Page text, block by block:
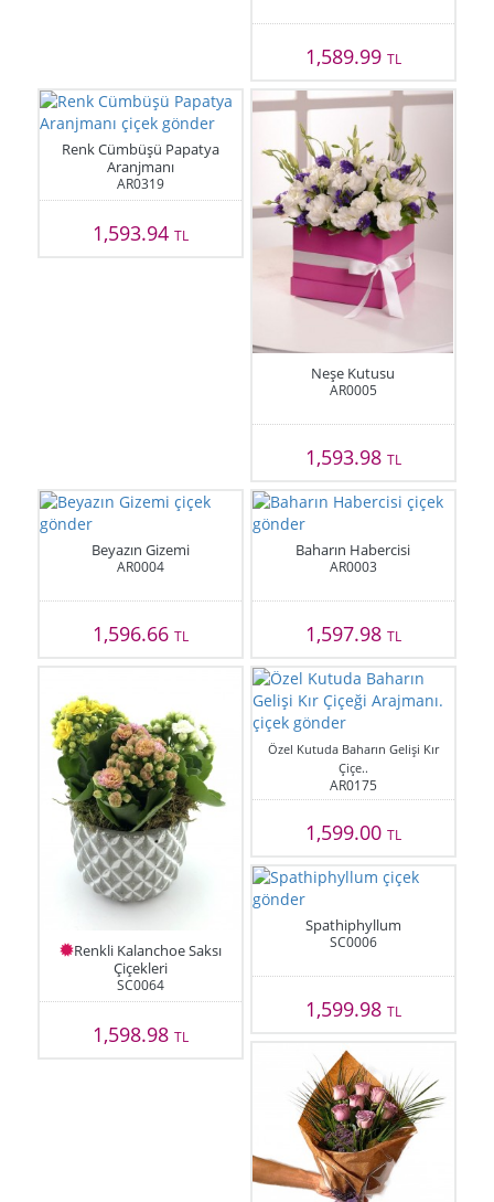
1,589.99 TL
Renk Cümbüşü Papatya
Aranjmanı
AR0319
1,593.94TL
Neşe Kutusu
AR0005
1,593.98 TL
Beyazın Gizemi
AR0004
1,596.66TL
Baharın Habercisi
AR0003
1,597.98 TL
Renkli Kalanchoe Saksı
Çiçekleri
SC0064
1,598.98TL
Özel Kutuda Baharın Gelişi Kır
Çiçe..
AR0175
1,599.00 TL
Spathiphyllum
SC0006
1,599.98 TL